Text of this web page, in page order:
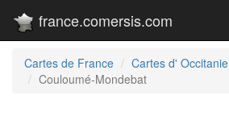
france.comersis.com
Cartes de France Cartes d' Occitanie
Couloumé-Mondebat